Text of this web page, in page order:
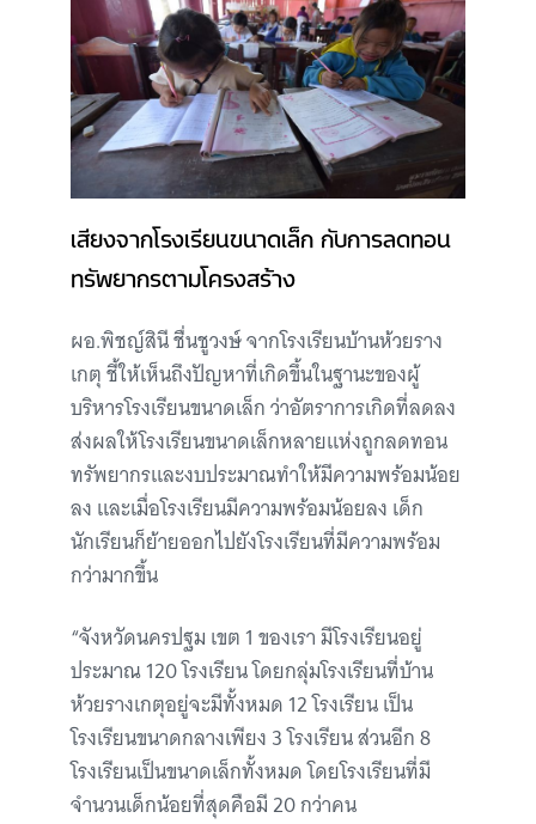
เสียงจากโรงเรียนขนาดเล็ก กับการลดทอน
ทรัพยากรตามโครงสร้าง
ผอ.พิชญ์สินี ชื่นชูวงษ์ จากโรงเรียนบ้านห้วยราง
เกตุ ชี้ให้เห็นถึงปัญหาที่เกิดขึ้นในฐานะของผู้
บริหารโรงเรียนขนาดเล็ก ว่าอัตราการเกิดที่ลดลง
ส่งผลให้โรงเรียนขนาดเล็กหลายแห่งถูกลดทอน
ทรัพยากรและงบประมาณทำให้มีความพร้อมน้อย
ลง และเมื่อโรงเรียนมีความพร้อมน้อยลง เด็ก
นักเรียนก็ย้ายออกไปยังโรงเรียนที่มีความพร้อม
กว่ามากขึ้น
“จังหวัดนครปฐม เขต 1 ของเรา มีโรงเรียนอยู่
ประมาณ 120 โรงเรียน โดยกลุ่มโรงเรียนที่บ้าน
ห้วยรางเกตุอยู่จะมีทั้งหมด 12 โรงเรียน เป็น
โรงเรียนขนาดกลางเพียง 3 โรงเรียน ส่วนอีก 8
โรงเรียนเป็นขนาดเล็กทั้งหมด โดยโรงเรียนที่มี
จำนวนเด็กน้อยที่สุดคือมี 20 กว่าคน